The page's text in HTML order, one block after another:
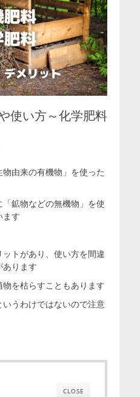
使い方～化学肥料
由来の有機物」を使った
鉱物などの無機物」を使
ます
トがあり、使い方を間違
あります
を枯らすこともあります
うわけではないので注意
CLOSE